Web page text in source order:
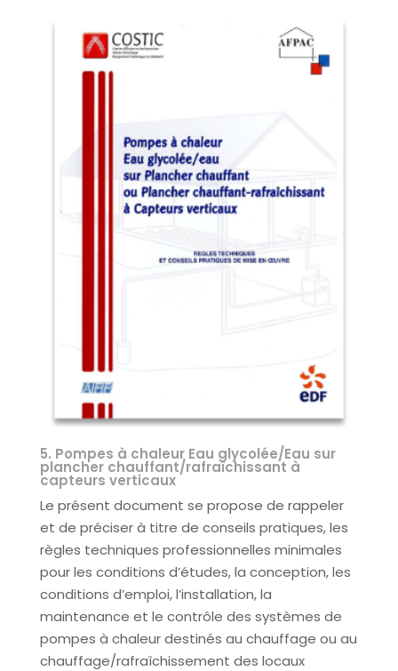
5. Pompes à chaleur Eau glycolée/Eau sur
plancher chauffant/rafraîchissant à
capteurs verticaux
Le présent document se propose de rappeler
et de préciser à titre de conseils pratiques, les
règles techniques professionnelles minimales
pour les conditions d’études, la conception, les
conditions d’emploi, l’installation, la
maintenance et le contrôle des systèmes de
pompes à chaleur destinés au chauffage ou au
chauffage/rafraîchissement des locaux